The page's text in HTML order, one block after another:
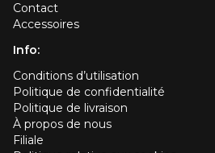
Contact
Accessoires
Info:
Conditions d’utilisation
Politique de confidentialité
Politique de livraison
À propos de nous
Filiale